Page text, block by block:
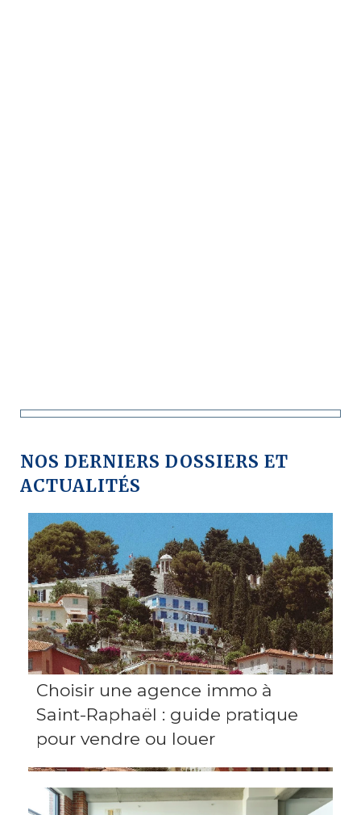
NOS DERNIERS DOSSIERS ET
ACTUALITÉS
Choisir une agence immo à
Saint-Raphaël : guide pratique
pour vendre ou louer